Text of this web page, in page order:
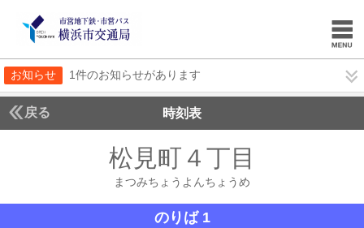
お知らせ 1件のお知らせがあります
戻る 時刻表
松見町４丁目
まつみちょうよんちょうめ
のりば 1